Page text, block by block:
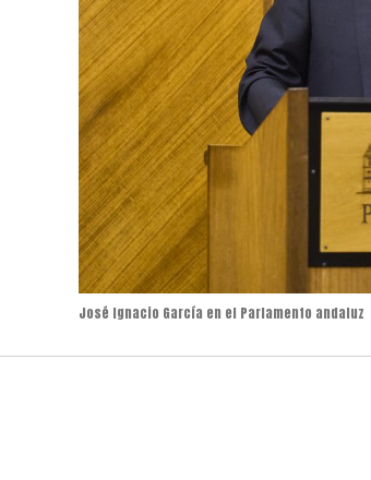
José Ignacio García en el Parlamento andaluz